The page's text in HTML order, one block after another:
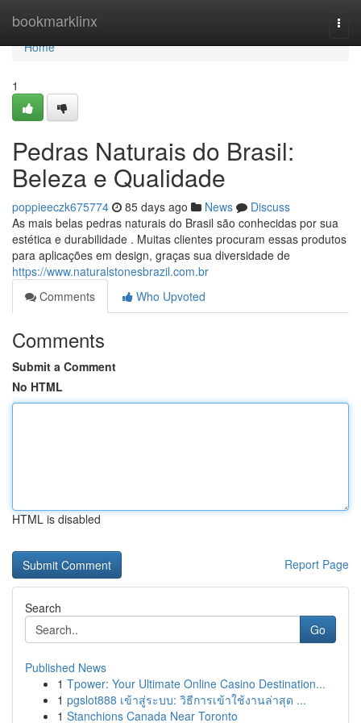
bookmarklinx
Home
Home
1
Pedras Naturais do Brasil:
Beleza e Qualidade
poppieeczk675774 85 days ago News
Discuss
As mais belas pedras naturais do Brasil são conhecidas por sua
estética e durabilidade . Muitas clientes procuram essas produtos
para aplicações em design, graças sua diversidade de
https://www.naturalstonesbrazil.com.br
Comments
Who Upvoted
Comments
Submit a Comment
No HTML
HTML is disabled
Report Page
Search
Go
Published News
1 Tpower: Your Ultimate Online Casino Destination...
1 pgslot888 เข้าสู่ระบบ: วิธีการเข้าใช้งานล่าสุด ...
1 Stanchions Canada Near Toronto